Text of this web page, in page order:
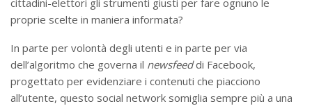
cittadini-elettori gli strumenti giusti per fare ognuno le
proprie scelte in maniera informata?
In parte per volontà degli utenti e in parte per via
dell’algoritmo che governa il newsfeeddi Facebook,
progettato per evidenziare i contenuti che piacciono
all’utente, questo social network somiglia sempre più a una